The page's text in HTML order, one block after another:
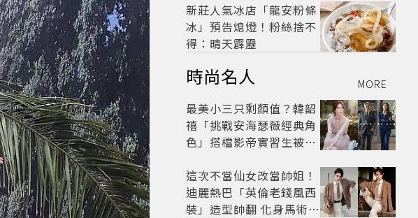
新莊人氣冰店「龍安粉條
冰」預告熄燈！粉絲捨不
得：晴天霹靂
時尚名人 MORE
最美小三只剩顏值？韓韶
禧「挑戰安海瑟薇經典角
色」搭檔影帝實習生被
這次不當仙女改當帥姐！
迪麗熱巴「英倫老錢風西
裝」造型帥翻 化身馬術師